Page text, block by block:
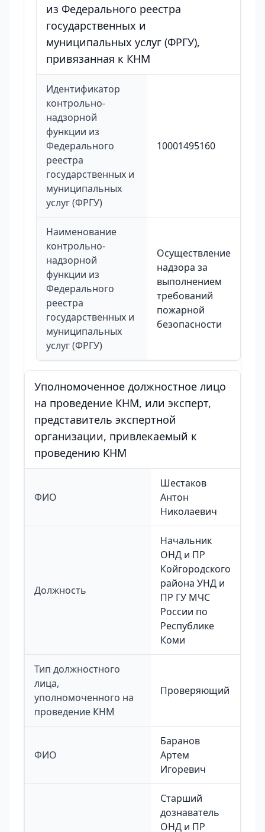
из Федерального реестра
государственных и
муниципальных услуг (ФРГУ),
привязанная к КНМ
Идентификатор
контрольно-
надзорной
функции из
Федерального
реестра
государственных и
муниципальных
услуг (ФРГУ)
10001495160
Наименование
контрольно-
надзорной
функции из
Федерального
реестра
государственных и
муниципальных
услуг (ФРГУ)
Осуществление
надзора за
выполнением
требований
пожарной
безопасности
Уполномоченное должностное лицо
на проведение КНМ, или эксперт,
представитель экспертной
организации, привлекаемый к
проведению КНМ
ФИО
Шестаков
Антон
Николаевич
Должность
Начальник
ОНД и ПР
Койгородского
района УНД и
ПР ГУ МЧС
России по
Республике
Коми
Тип должностного
лица,
уполномоченного на
проведение КНМ
Проверяющий
ФИО
Баранов
Артем
Игоревич
Старший
дознаватель
ОНД и ПР